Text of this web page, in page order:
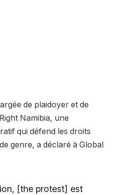
de plaidoyer et de
Namibia, une
qui défend les droits
genre, a déclaré à Global
[the protest] est